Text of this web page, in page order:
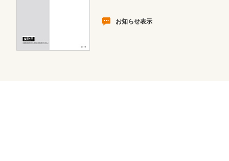
お知らせ表示